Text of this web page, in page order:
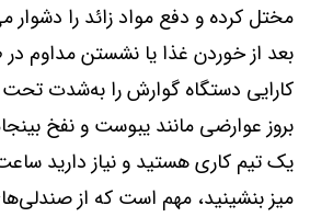
مختل کرده و دفع مواد زائد را دشوار
بعد از خوردن غذا یا نشستن مداوم در
کارایی دستگاه گوارش را به‌شدت تحت
بروز عوارضی مانند یبوست و نفخ
یک تیم کاری هستید و نیاز دارید
میز بنشینید، مهم است که از